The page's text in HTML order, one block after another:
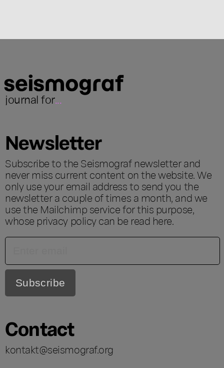
journal for...
Newsletter
Subscribe to the Seismograf newsletter and
never miss current content on the website. We
only use your email address to send you the
newsletter a couple of times a month, and we
use the Mailchimp service for this purpose,
whose privacy policy can be read here.
Contact
kontakt@seismograf.org